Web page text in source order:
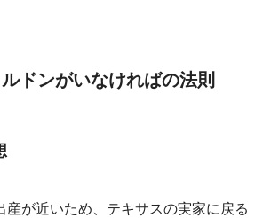
ドンがいなければの法則
産が近いため、テキサスの実家に戻る